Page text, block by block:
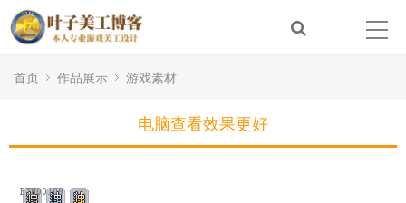
首页 作品展示 游戏素材
电脑查看效果更好